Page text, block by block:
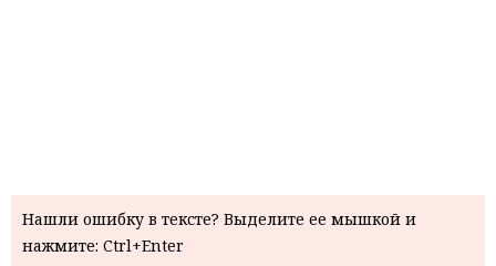
Нашли ошибку в тексте? Выделите ее мышкой и
нажмите: Ctrl+Enter